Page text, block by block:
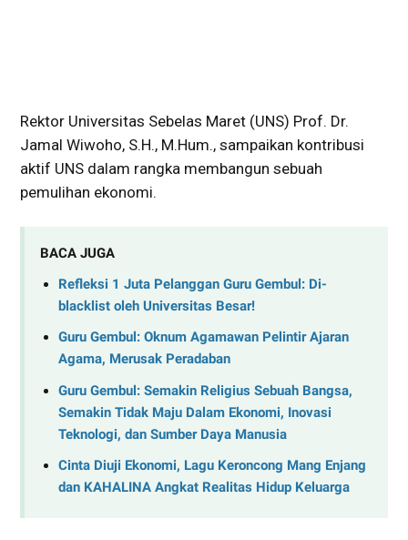
Rektor Universitas Sebelas Maret (UNS) Prof. Dr.
Jamal Wiwoho, S.H., M.Hum., sampaikan kontribusi
aktif UNS dalam rangka membangun sebuah
pemulihan ekonomi.
BACA JUGA
Refleksi 1 Juta Pelanggan Guru Gembul: Di-
blacklist oleh Universitas Besar!
Guru Gembul: Oknum Agamawan Pelintir Ajaran
Agama, Merusak Peradaban
Guru Gembul: Semakin Religius Sebuah Bangsa,
Semakin Tidak Maju Dalam Ekonomi, Inovasi
Teknologi, dan Sumber Daya Manusia
Cinta Diuji Ekonomi, Lagu Keroncong Mang Enjang
dan KAHALINA Angkat Realitas Hidup Keluarga